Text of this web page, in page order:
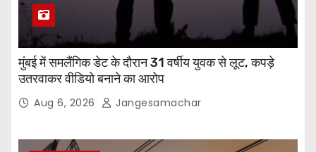
मुंबई में समलैंगिक डेट के दौरान 31 वर्षीय युवक से लूट, कपड़े
उतरवाकर वीडियो बनाने का आरोप
Aug 6, 2026 Jangesamachar